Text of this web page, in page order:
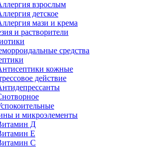
взрослым
детское
мази и крема
и растворители
средства
кожные
действие
и микроэлементы
Д
Е
С